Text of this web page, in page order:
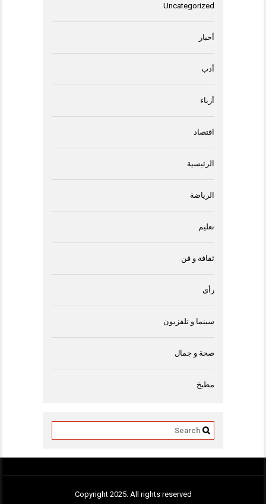
Uncategorized
أخبار
أدب
أزياء
اقتصاد
الرئيسية
الرياضة
تعليم
ثقافة و فن
رأى
سينما و تلفزيون
صحة و جمال
مطبخ
Copyright 2025. All rights reserved